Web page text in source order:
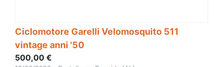
Ciclomotore Garelli Velomosquito 511
vintage anni '50
500,00 €